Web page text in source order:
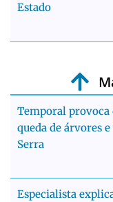
Estado
Temporal provoca
queda de árvores
Serra
Especialista